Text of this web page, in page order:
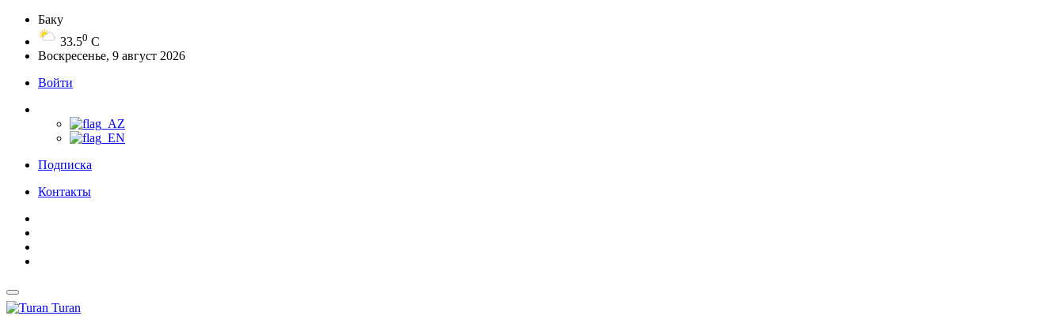
Баку
33.50 C
Воскресенье, 9 август 2026
Войти
Подписка
Контакты
Turan